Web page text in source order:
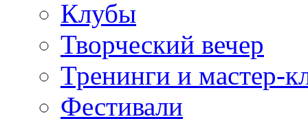
Клубы
Творческий вечер
Тренинги и мастер-
Фестивали